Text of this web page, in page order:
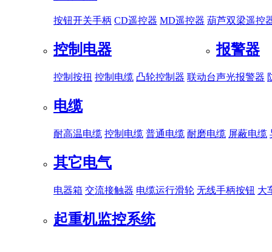
按钮开关手柄 CD遥控器 MD遥控器 葫芦双梁遥控
控制电器
控制按扭 控制电缆 凸轮控制器 联动台
报警器
声光报警器
电缆
耐高温电缆 控制电缆 普通电缆 耐磨电缆 屏蔽电缆
其它电气
电器箱 交流接触器 电缆运行滑轮 无线手柄按钮 大
起重机监控系统